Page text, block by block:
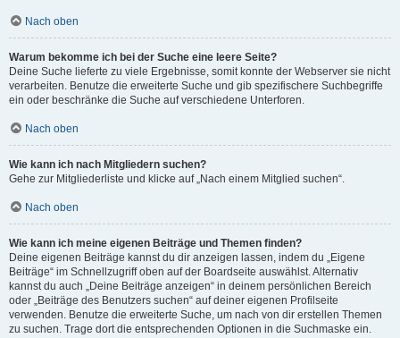
Nach oben
Warum bekomme ich bei der Suche eine leere Seite?
Deine Suche lieferte zu viele Ergebnisse, somit konnte der Webserver sie nicht
verarbeiten. Benutze die erweiterte Suche und gib spezifischere Suchbegriffe
ein oder beschränke die Suche auf verschiedene Unterforen.
Nach oben
Wie kann ich nach Mitgliedern suchen?
Gehe zur Mitgliederliste und klicke auf „Nach einem Mitglied suchen“.
Nach oben
Wie kann ich meine eigenen Beiträge und Themen finden?
Deine eigenen Beiträge kannst du dir anzeigen lassen, indem du „Eigene
Beiträge“ im Schnellzugriff oben auf der Boardseite auswählst. Alternativ
kannst du auch „Deine Beiträge anzeigen“ in deinem persönlichen Bereich
oder „Beiträge des Benutzers suchen“ auf deiner eigenen Profilseite
verwenden. Benutze die erweiterte Suche, um nach von dir erstellen Themen
zu suchen. Trage dort die entsprechenden Optionen in die Suchmaske ein.